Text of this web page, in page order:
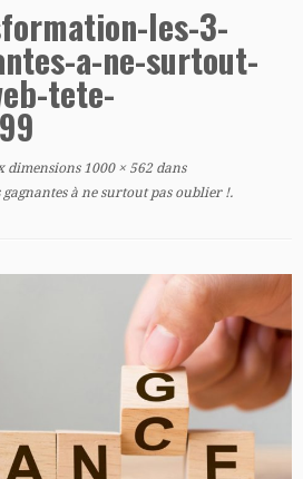
les-3-
a-ne-surtout-
tete-
dimensions1000 × 562dans
à ne surtout pas oublier !.